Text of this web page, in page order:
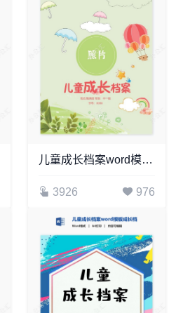
儿童成长档案word模板成长档案学生word成长手册(20)
3926 976